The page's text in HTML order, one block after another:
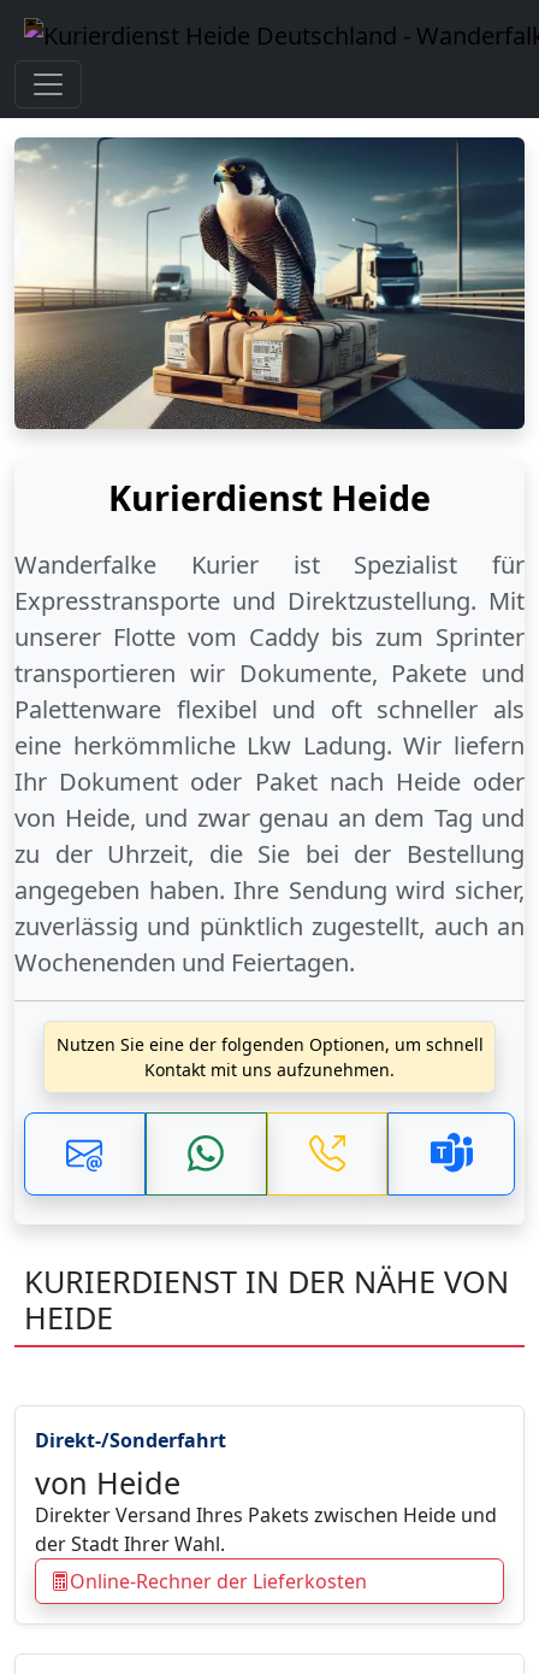
Kurierdienst Heide
Wanderfalke Kurier ist Spezialist für
Expresstransporte und Direktzustellung. Mit
unserer Flotte vom Caddy bis zum Sprinter
transportieren wir Dokumente, Pakete und
Palettenware flexibel und oft schneller als
eine herkömmliche Lkw Ladung. Wir liefern
Ihr Dokument oder Paket nach Heideoder
von Heide, und zwar genau an dem Tag und
zu der Uhrzeit, die Sie bei der Bestellung
angegeben haben. Ihre Sendung wird sicher,
zuverlässig und pünktlich zugestellt, auch an
Wochenenden und Feiertagen.
Nutzen Sie eine der folgenden Optionen, um schnell
Kontakt mit uns aufzunehmen.
KURIERDIENST IN DER NÄHE VON
HEIDE
Direkt-/Sonderfahrt
von Heide
Direkter Versand Ihres Pakets zwischen Heide und
der Stadt Ihrer Wahl.
Online-Rechner der Lieferkosten